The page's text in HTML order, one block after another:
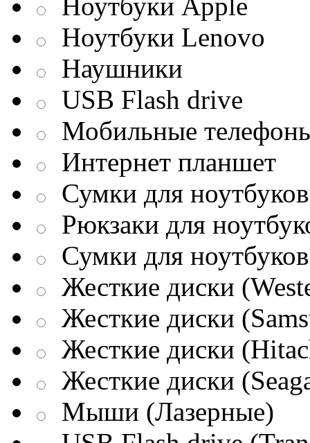
Ноутбуки Apple
Ноутбуки Lenovo
Наушники
USB Flash drive
Мобильные
Интернет планшет
Сумки для
Рюкзаки для
Сумки для
Жесткие диски
Жесткие диски
Жесткие диски
Жесткие диски
Мыши (Лазерные)